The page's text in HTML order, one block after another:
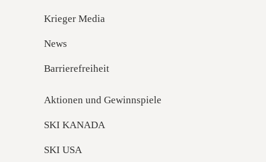
Krieger Media
News
Barrierefreiheit
Aktionen und Gewinnspiele
SKI KANADA
SKI USA